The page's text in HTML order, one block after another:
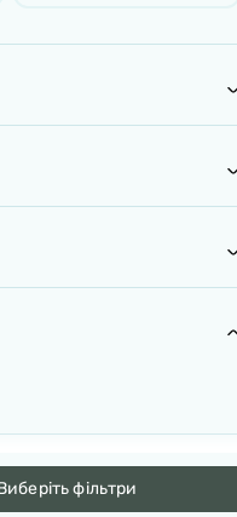
фільтри